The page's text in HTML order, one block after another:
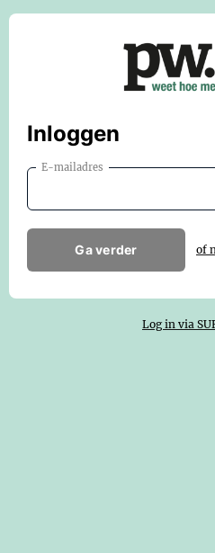
Inloggen
E-mailadres
Ga verder of
Log in via